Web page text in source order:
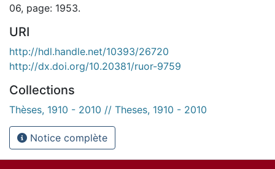
06, page: 1953.
URI
http://hdl.handle.net/10393/26720
http://dx.doi.org/10.20381/ruor-9759
Collections
Thèses, 1910 - 2010 // Theses, 1910 - 2010
Notice complète